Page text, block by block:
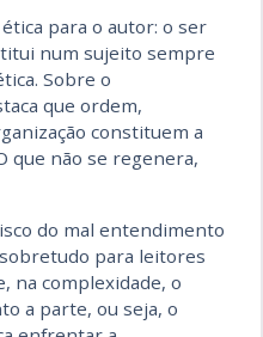
para o autor: o ser
num sujeito sempre
Sobre o
que ordem,
constituem a
que não se regenera,
do mal entendimento
para leitores
na complexidade, o
a parte, ou seja, o